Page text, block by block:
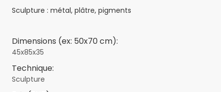
Sculpture : métal, plâtre, pigments
Dimensions (ex: 50x70 cm):
45x85x35
Technique:
Sculpture